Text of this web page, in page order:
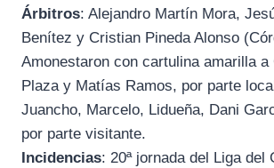
Árbitros: Alejandro Martín Mora,
Benítez y Cristian Pineda Alonso
Amonestaron con cartulina amarilla a
Plaza y Matías Ramos, por parte
Juancho, Marcelo, Lidueña, Dani
por parte visitante.
Incidencias: 20ª jornada del Liga del